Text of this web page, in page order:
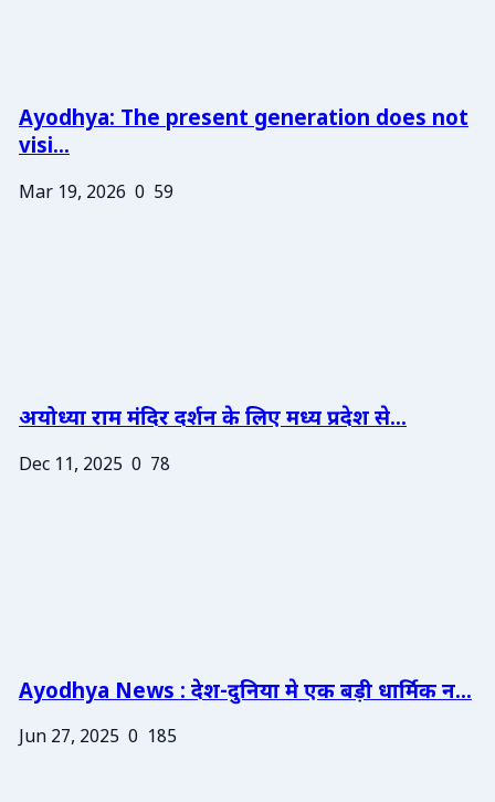
Ayodhya: The present generation does not
visi...
Mar 19, 2026 0 59
अयोध्या राम मंदिर दर्शन के लिए मध्य प्रदेश से...
Dec 11, 2025 0 78
Ayodhya News : देश-दुनिया मे एक बड़ी धार्मिक न...
Jun 27, 2025 0 185